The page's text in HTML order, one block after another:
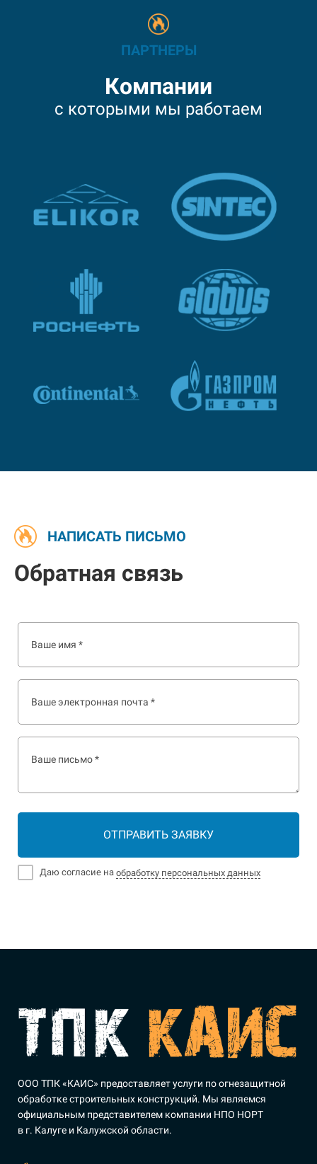
ПАРТНЕРЫ
Компании
с которыми мы работаем
НАПИСАТЬ ПИСЬМО
Обратная связь
ОТПРАВИТЬ ЗАЯВКУ
Даю согласие на обработку персональных данных
ООО ТПК «КАИС» предоставляет услуги по огнезащитной
обработке строительных конструкций. Мы являемся
официальным представителем компании НПО НОРТ
в г. Калуге и Калужской области.